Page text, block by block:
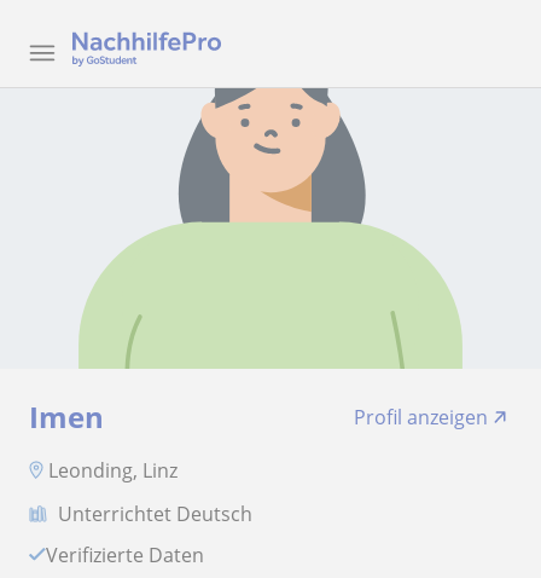
Imen
Profil anzeigen
Leonding, Linz
Unterrichtet Deutsch
Verifizierte Daten